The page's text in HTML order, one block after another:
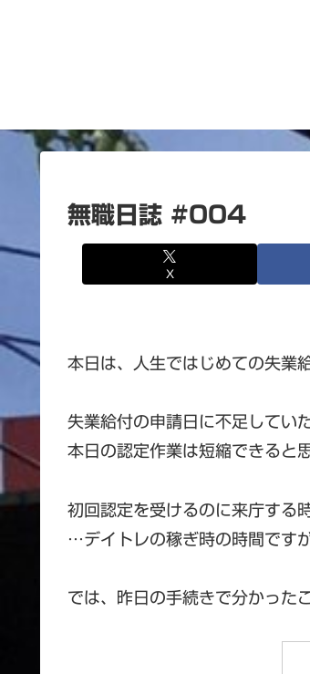
無職日誌 #004
X
本日は、人生ではじめての失業
失業給付の申請日に不足してい
本日の認定作業は短縮できると
初回認定を受けるのに来庁す
…デイトレの稼ぎ時の時間です
では、昨日の手続きで分かった